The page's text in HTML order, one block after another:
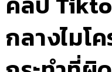
กลางไมโ